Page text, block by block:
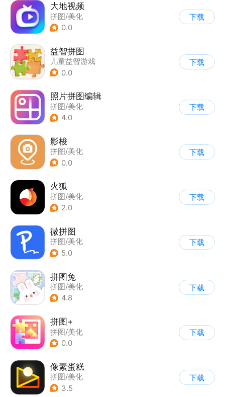
大地视频
拼图/美化
0.0
下载
益智拼图
儿童益智游戏
| 拼图魔方
0.0
下载
照片拼图编辑
拼图/美化
4.0
下载
影梭
拼图/美化
0.0
下载
火狐
拼图/美化
2.0
下载
微拼图
拼图/美化
5.0
下载
拼图兔
拼图/美化
4.8
下载
拼图+
拼图/美化
0.0
下载
像素蛋糕
拼图/美化
3.5
下载